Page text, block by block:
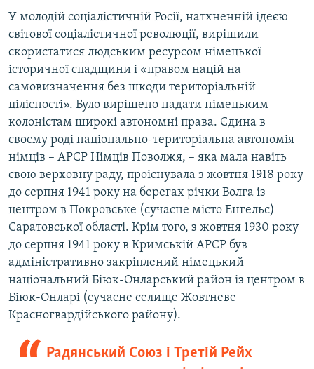
У молодій соціалістичній Росії, натхненній ідеєю
світової соціалістичної революції, вирішили
скористатися людським ресурсом німецької
історичної спадщини і «правом націй на
самовизначення без шкоди територіальній
цілісності». Було вирішено надати німецьким
колоністам широкі автономні права. Єдина в
своєму роді національно-територіальна автономія
німців – АРСР Німців Поволжя, – яка мала навіть
свою верховну раду, проіснувала з жовтня 1918 року
до серпня 1941 року на берегах річки Волга із
центром в Покровське (сучасне місто Енгельс)
Саратовської області. Крім того, з жовтня 1930 року
до серпня 1941 року в Кримській АРСР був
адміністративно закріплений німецький
національний Біюк-Онларський район із центром в
Біюк-Онларі (сучасне селище Жовтневе
Красногвардійського району).
Радянський Союз і Третій Рейх